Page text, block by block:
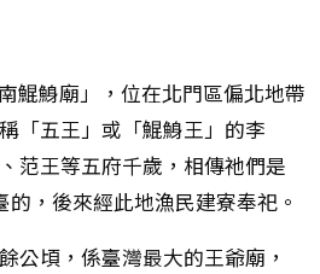
鯤鯓廟」，位在北門區偏北地帶
「五王」或「鯤鯓王」的李
范王等五府千歲，相傳祂們是
，後來經此地漁民建寮奉祀。
公頃，係臺灣最大的王爺廟，